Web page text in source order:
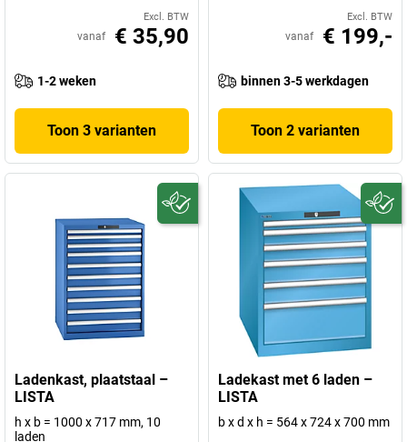
Excl. BTW
vanaf € 35,90
1-2 weken
Toon 3 varianten
Excl. BTW
vanaf € 199,-
binnen 3-5 werkdagen
Toon 2 varianten
Ladenkast, plaatstaal –
LISTA
h x b = 1000 x 717 mm, 10
laden
Ladekast met 6 laden –
LISTA
b x d x h = 564 x 724 x 700 mm